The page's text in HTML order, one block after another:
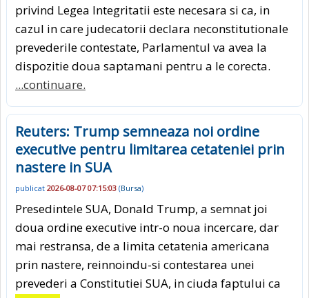
privind Legea Integritatii este necesara si ca, in
cazul in care judecatorii declara neconstitutionale
prevederile contestate, Parlamentul va avea la
dispozitie doua saptamani pentru a le corecta.
...continuare.
Reuters: Trump semneaza noi ordine
executive pentru limitarea cetateniei prin
nastere in SUA
publicat 2026-08-07 07:15:03 (Bursa)
Presedintele SUA, Donald Trump, a semnat joi
doua ordine executive intr-o noua incercare, dar
mai restransa, de a limita cetatenia americana
prin nastere, reinnoindu-si contestarea unei
prevederi a Constitutiei SUA, in ciuda faptului ca